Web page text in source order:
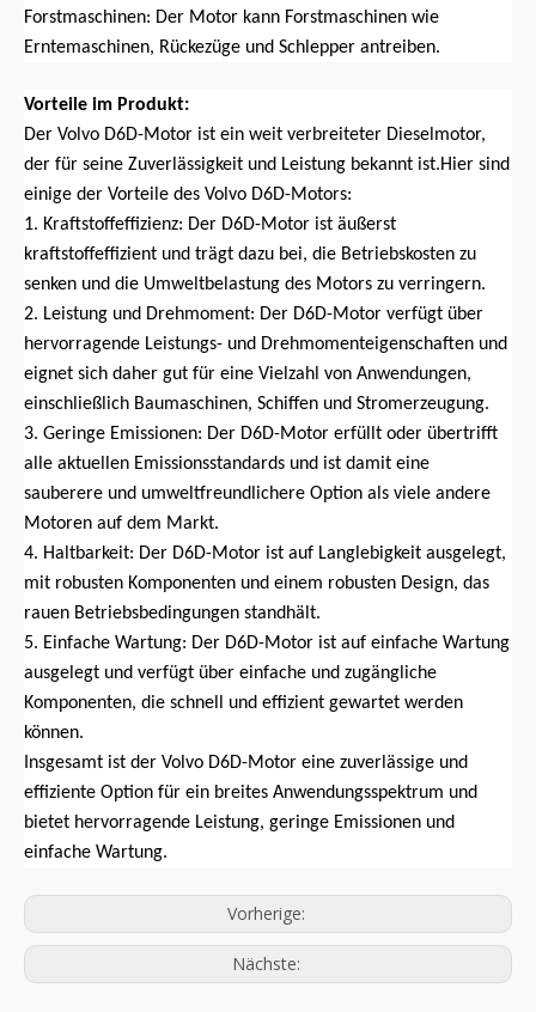
Forstmaschinen: Der Motor kann Forstmaschinen wie
Erntemaschinen, Rückezüge und Schlepper antreiben.
Vorteile im Produkt:
Der Volvo D6D-Motor ist ein weit verbreiteter Dieselmotor,
der für seine Zuverlässigkeit und Leistung bekannt ist.Hier sind
einige der Vorteile des Volvo D6D-Motors:
1. Kraftstoffeffizienz: Der D6D-Motor ist äußerst
kraftstoffeffizient und trägt dazu bei, die Betriebskosten zu
senken und die Umweltbelastung des Motors zu verringern.
2. Leistung und Drehmoment: Der D6D-Motor verfügt über
hervorragende Leistungs- und Drehmomenteigenschaften und
eignet sich daher gut für eine Vielzahl von Anwendungen,
einschließlich Baumaschinen, Schiffen und Stromerzeugung.
3. Geringe Emissionen: Der D6D-Motor erfüllt oder übertrifft
alle aktuellen Emissionsstandards und ist damit eine
sauberere und umweltfreundlichere Option als viele andere
Motoren auf dem Markt.
4. Haltbarkeit: Der D6D-Motor ist auf Langlebigkeit ausgelegt,
mit robusten Komponenten und einem robusten Design, das
rauen Betriebsbedingungen standhält.
5. Einfache Wartung: Der D6D-Motor ist auf einfache Wartung
ausgelegt und verfügt über einfache und zugängliche
Komponenten, die schnell und effizient gewartet werden
können.
Insgesamt ist der Volvo D6D-Motor eine zuverlässige und
effiziente Option für ein breites Anwendungsspektrum und
bietet hervorragende Leistung, geringe Emissionen und
einfache Wartung.
Vorherige:
Nächste: